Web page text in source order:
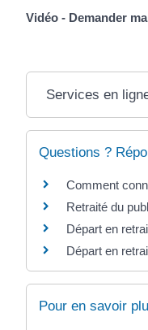
Vidéo - Demander
Services en
Questions ?
Comment
Retraité du
Départ en
Départ en
Pour en savoir